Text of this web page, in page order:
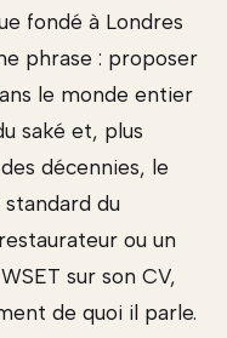
fondé à Londres
phrase : proposer
le monde entier
saké et, plus
décennies, le
du
ou un
sur son CV,
de quoi il parle.